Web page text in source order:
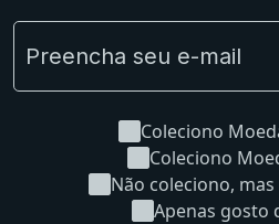
Coleciono
Coleciono
Não coleciono,
Apenas gosto